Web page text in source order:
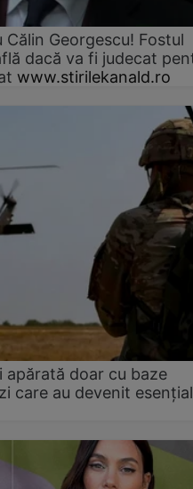
Călin Georgescu! Fostul
dacă va fi judecat
www.stirilekanald.ro
apărată doar cu baze
care au devenit